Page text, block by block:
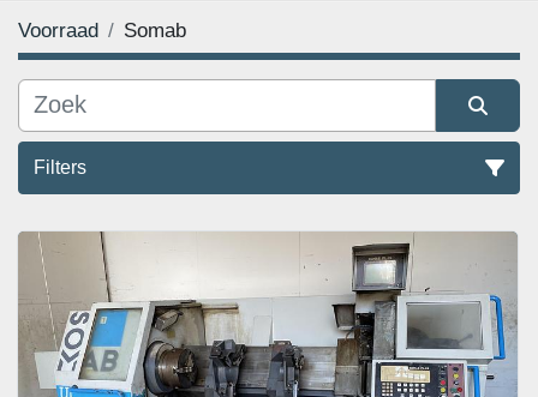
Voorraad Somab
Filters
Alle categoriën
Sorteren op